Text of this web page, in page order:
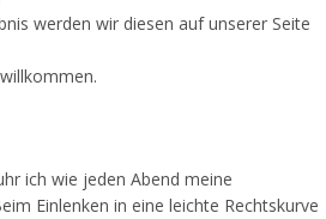
werden wir diesen auf unserer Seite
ich wie jeden Abend meine
Einlenken in eine leichte Rechtskurve